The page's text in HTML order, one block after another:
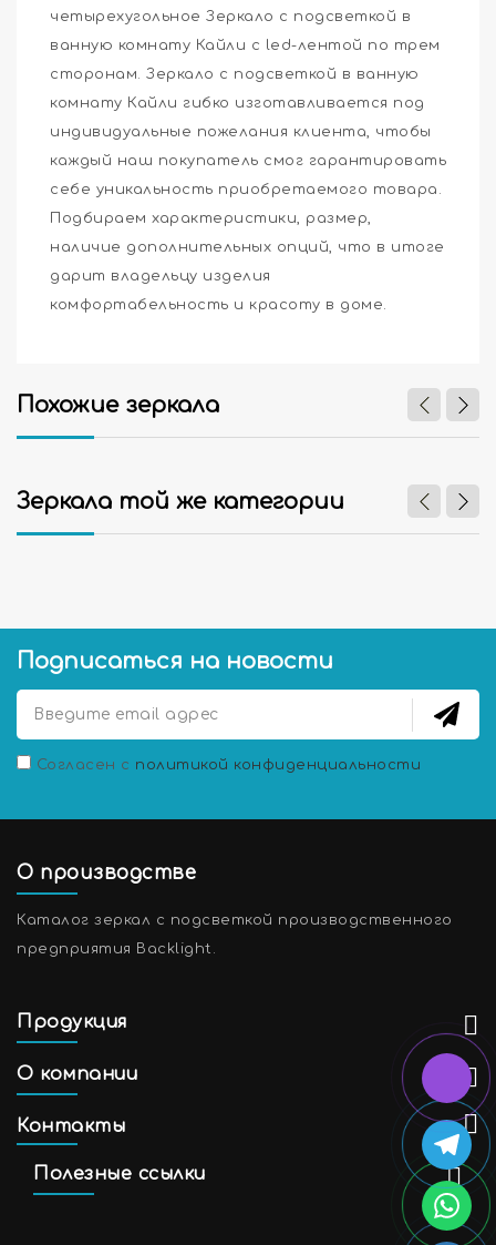
четырехугольное Зеркало с подсветкой в
ванную комнату Кайли с led-лентой по трем
сторонам. Зеркало с подсветкой в ванную
комнату Кайли гибко изготавливается под
индивидуальные пожелания клиента, чтобы
каждый наш покупатель смог гарантировать
себе уникальность приобретаемого товара.
Подбираем характеристики, размер,
наличие дополнительных опций, что в итоге
дарит владельцу изделия
комфортабельность и красоту в доме.
Похожие зеркала
Зеркала той же категории
Подписаться на новости
Согласен с политикой конфиденциальности
О производстве
Каталог зеркал с подсветкой производственного
предприятия Backlight.
Продукция
О компании
Контакты
Полезные ссылки